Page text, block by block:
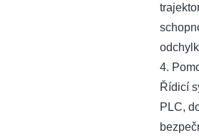
4.
Řídicí
PLC,